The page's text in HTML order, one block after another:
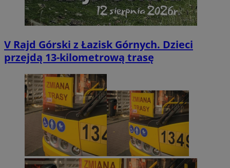
V Rajd Górski z Łazisk Górnych. Dzieci
przejdą 13-kilometrową trasę